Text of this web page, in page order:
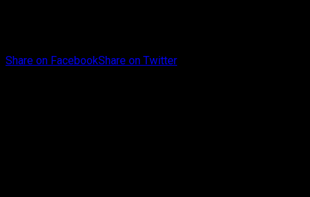
Share on FacebookShare on Twitter